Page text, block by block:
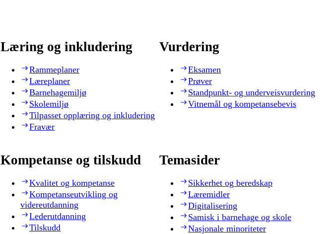
Læring og inkludering
Rammeplaner
Læreplaner
Barnehagemiljø
Skolemiljø
Tilpasset opplæring og inkludering
Fravær
Vurdering
Eksamen
Prøver
Standpunkt- og underveisvurdering
Vitnemål og kompetansebevis
Kompetanse og tilskudd
Kvalitet og kompetanse
Kompetanseutvikling og
videreutdanning
Lederutdanning
Tilskudd
Temasider
Sikkerhet og beredskap
Læremidler
Digitalisering
Samisk i barnehage og skole
Nasjonale minoriteter